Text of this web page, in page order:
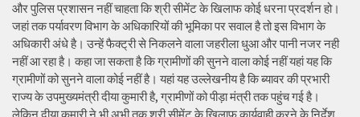
और पुलिस प्रशासन नहीं चाहता कि श्री सीमेंट के खिलाफ कोई धरना प्रदर्शन हो।
जहां तक पर्यावरण विभाग के अधिकारियों की भूमिका पर सवाल है तो इस विभाग के
अधिकारी अंधे है। उन्हें फैक्ट्री से निकलने वाला जहरीला धुआ और पानी नजर नही
नहीं आ रहा है। कहा जा सकता है कि ग्रामीणों की सुनने वाला कोई नहीं यहां यह कि
ग्रामीणों को सुनने वाला कोई नहीं है। यहां यह उल्लेखनीय है कि ब्यावर की प्रभारी
राज्य के उपमुख्यमंत्री दीया कुमारी है, ग्रामीणों को पीड़ा मंत्री तक पहुंच गई है।